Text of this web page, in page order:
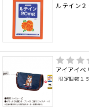
ルテイン２
アイアイ
限定個数１